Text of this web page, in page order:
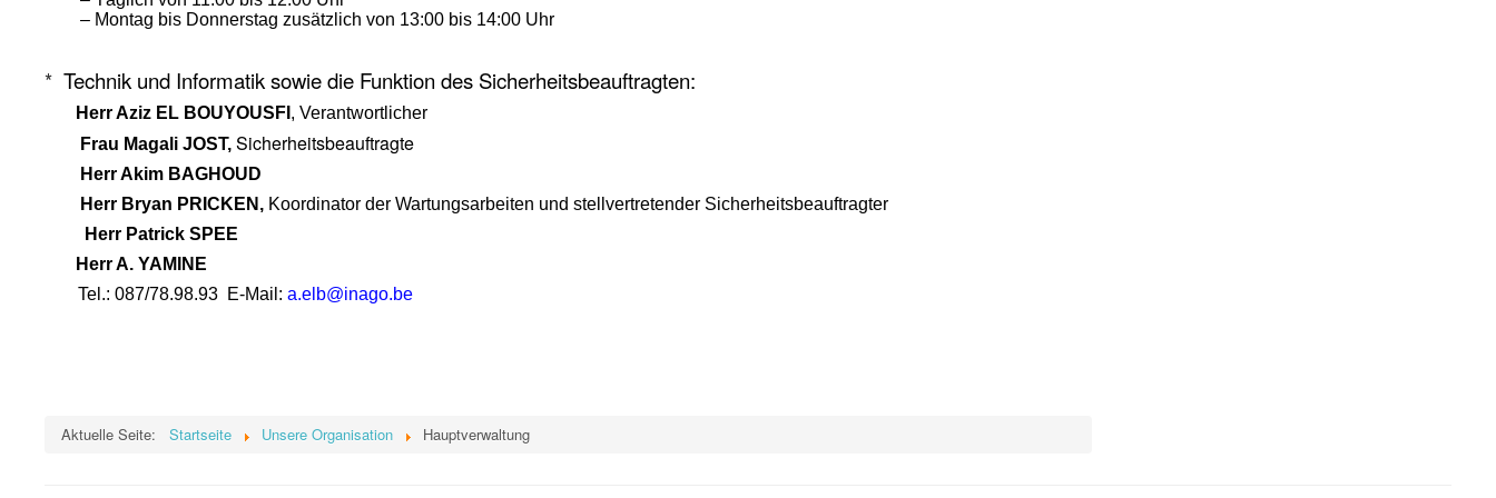
– Montag bis Donnerstag zusätzlich von 13:00 bis 14:00 Uhr
* Technik und Informatik sowie die Funktion des Sicherheitsbeauftragten:
Herr Aziz EL BOUYOUSFI , Verantwortlicher
Frau Magali JOST, Sicherheitsbeauftragte
Herr Akim BAGHOUD
Herr Bryan PRICKEN, Koordinator der Wartungsarbeiten und stellvertretender Sicherheitsbeauftragter
Herr Patrick SPEE
Herr A. YAMINE
Tel.: 087/78.98.93 E-Mail: a.elb@inago.be
Aktuelle Seite: Startseite Unsere Organisation Hauptverwaltung